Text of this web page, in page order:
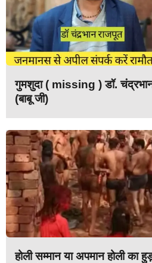
गुमशुदा ( missing ) डॉ. चंद्रभान
(बाबू जी)
होली सम्मान या अपमान होली का